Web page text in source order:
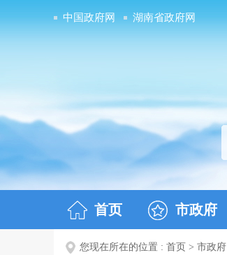
中国政府网 湖南省政府网
首页 市政府
您现在所在的位置 : 首页 > 市政府